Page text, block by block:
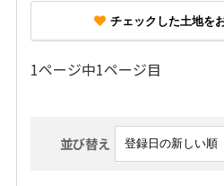
チェックした土地を
1ページ中1ページ目
並び替え